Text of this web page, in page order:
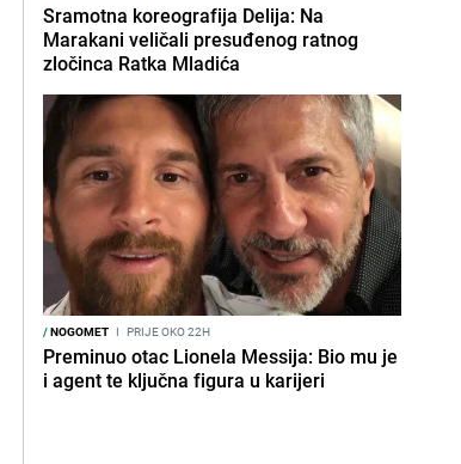
Sramotna koreografija Delija: Na
Marakani veličali presuđenog ratnog
zločinca Ratka Mladića
/NOGOMET I PRIJE OKO 22H
Preminuo otac Lionela Messija: Bio mu je
i agent te ključna figura u karijeri